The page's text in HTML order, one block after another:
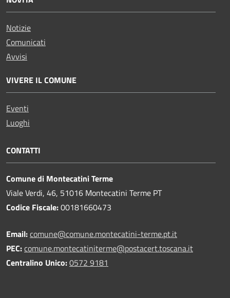
Notizie
Comunicati
Avvisi
VIVERE IL COMUNE
Eventi
Luoghi
CONTATTI
Comune di Montecatini Terme
Viale Verdi, 46, 51016 Montecatini Terme PT
Codice Fiscale:00181660473
Email:comune@comune.montecatini-terme.pt.it
PEC:comune.montecatiniterme@postacert.toscana.it
Centralino Unico:0572 9181